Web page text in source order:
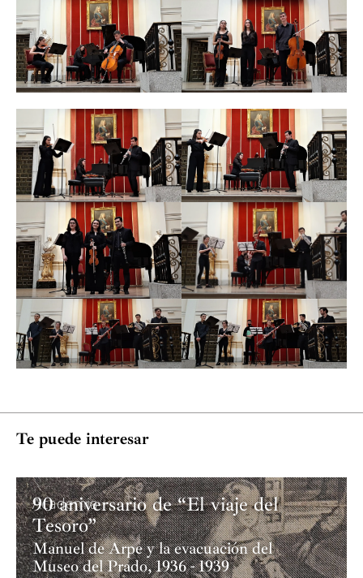
Te puede interesar
Academia
90 aniversario de “El viaje del
Tesoro”
Manuel de Arpe y la evacuación del
Museo del Prado, 1936 - 1939